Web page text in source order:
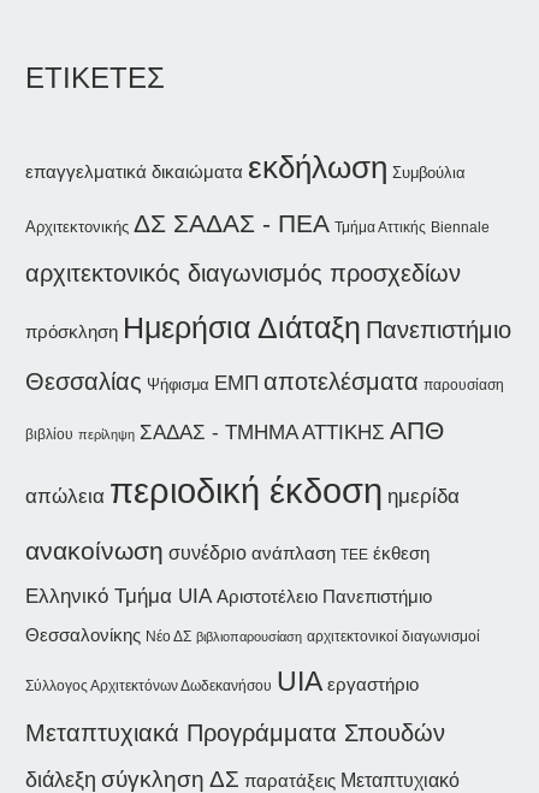
ΕΤΙΚΕΤΕΣ
επαγγελματικά δικαιώματα εκδήλωση Συμβούλια
Αρχιτεκτονικής ΔΣ ΣΑΔΑΣ - ΠΕΑ Τμήμα Αττικής Biennale
αρχιτεκτονικός διαγωνισμός προσχεδίων
πρόσκληση Ημερήσια Διάταξη Πανεπιστήμιο
Θεσσαλίας Ψήφισμα ΕΜΠ αποτελέσματα παρουσίαση
βιβλίου περίληψη ΣΑΔΑΣ - ΤΜΗΜΑ ΑΤΤΙΚΗΣ ΑΠΘ
απώλεια περιοδική έκδοση ημερίδα
ανακοίνωση συνέδριο ανάπλαση ΤΕΕ έκθεση
Ελληνικό Τμήμα UIA Αριστοτέλειο Πανεπιστήμιο
Θεσσαλονίκης Νέο ΔΣ βιβλιοπαρουσίαση αρχιτεκτονικοί διαγωνισμοί
Σύλλογος Αρχιτεκτόνων Δωδεκανήσου UIA εργαστήριο
Μεταπτυχιακά Προγράμματα Σπουδών
διάλεξη σύγκληση ΔΣ παρατάξεις Μεταπτυχιακό